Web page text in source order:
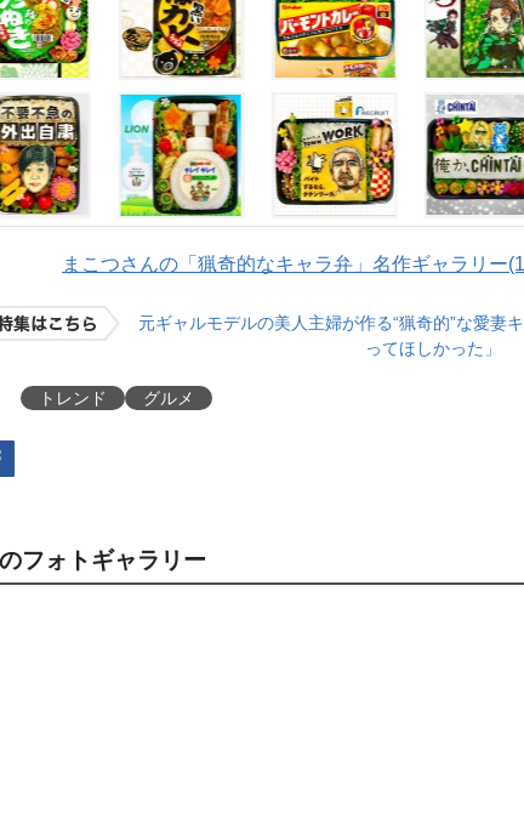
まこつさんの「猟奇的なキャラ弁」名作ギャラリー
元ギャルモデルの美人主婦が作る“猟奇的”な愛妻
ってほしかった」
トレンド グルメ
フォトギャラリー